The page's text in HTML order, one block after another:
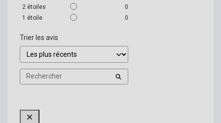
2 étoiles
0
1 étoile 0
Trier les avis